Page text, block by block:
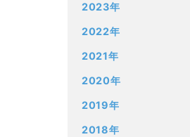
2023年
2022年
2021年
2020年
2019年
2018年